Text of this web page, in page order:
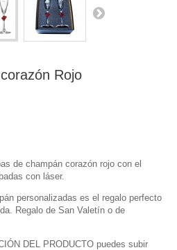
Rojo
de champán corazón rojo con el
con láser.
personalizadas es el regalo perfecto
Regalo de San Valetín o de
DEL PRODUCTO puedes subir